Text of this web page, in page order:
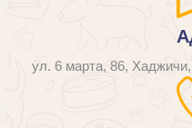
ул. 6 марта, 86,